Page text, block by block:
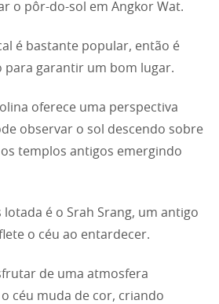
o pôr-do-sol em Angkor Wat.
é bastante popular, então é
para garantir um bom lugar.
oferece uma perspectiva
observar o sol descendo sobre
templos antigos emergindo
é o Srah Srang, um antigo
o céu ao entardecer.
de uma atmosfera
céu muda de cor, criando